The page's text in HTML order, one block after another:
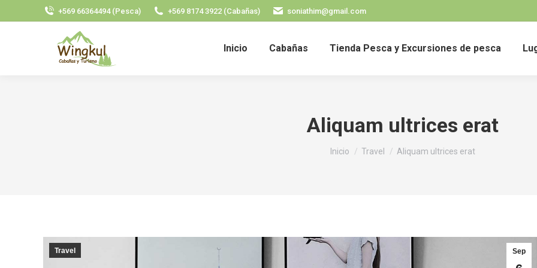
+569 66364494 (Pesca) +569 8174 3922 (Cabañas) soniathim@gmail.com
Inicio Cabañas Tienda Pesca y Excursiones de pesca
Aliquam ultrices erat
Estás aquí:
Inicio Travel Aliquam ultrices erat
Sep
Travel